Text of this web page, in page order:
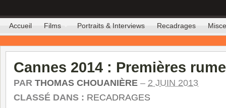
Accueil Films Portraits & Interviews Recadrages
Cannes 2014 : Premières
PAR THOMAS CHOUANIÈRE – 2 JUIN 2013
CLASSÉ DANS : RECADRAGES